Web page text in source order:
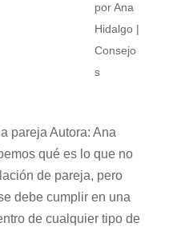
porAna
Hidalgo|
Consejo
s
pareja Autora: Ana
qué es lo que no
de pareja, pero
debe cumplir en una
de cualquier tipo de